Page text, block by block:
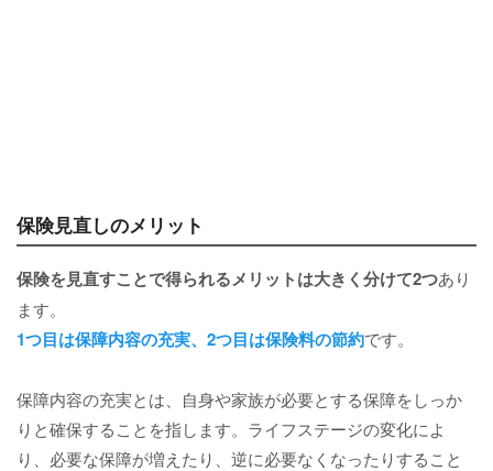
保険見直しのメリット
保険を見直すことで得られるメリットは大きく分けて2つあり
ます。
1つ目は保障内容の充実、2つ目は保険料の節約です。
保障内容の充実とは、自身や家族が必要とする保障をしっか
りと確保することを指します。ライフステージの変化によ
り、必要な保障が増えたり、逆に必要なくなったりすること